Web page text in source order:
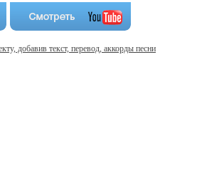
добавив текст, перевод, аккорды песни